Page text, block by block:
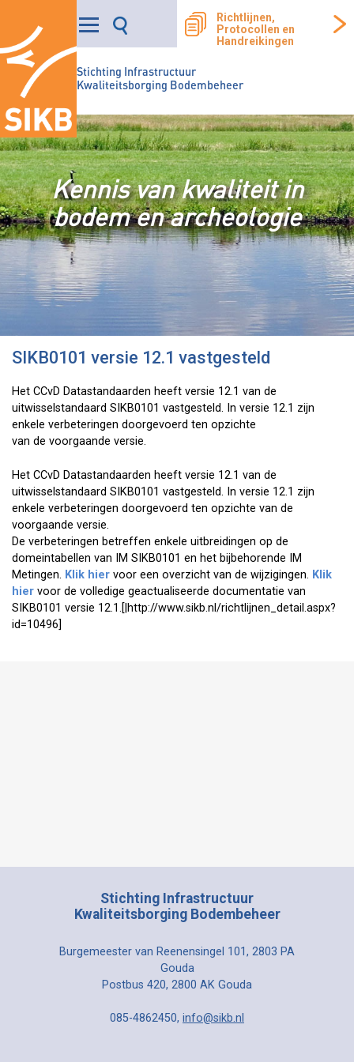
Stichting Infrastructuur
Kwaliteitsborging Bodembeheer
Richtlijnen,
Protocollen en
Handreikingen
Kennis van kwaliteit in
bodem en archeologie
SIKB0101 versie 12.1 vastgesteld
Het CCvD Datastandaarden heeft versie 12.1 van de
uitwisselstandaard SIKB0101 vastgesteld. In versie 12.1 zijn
enkele verbeteringen doorgevoerd ten opzichte
van de voorgaande versie.
Het CCvD Datastandaarden heeft versie 12.1 van de
uitwisselstandaard SIKB0101 vastgesteld. In versie 12.1 zijn
enkele verbeteringen doorgevoerd ten opzichte van de
voorgaande versie.
De verbeteringen betreffen enkele uitbreidingen op de
domeintabellen van IM SIKB0101 en het bijbehorende IM
Metingen. Klik hier voor een overzicht van de wijzigingen. Klik
hier voor de volledige geactualiseerde documentatie van
SIKB0101 versie 12.1.[|http://www.sikb.nl/richtlijnen_detail.aspx?
id=10496]
Stichting Infrastructuur
Kwaliteitsborging Bodembeheer
Burgemeester van Reenensingel 101, 2803 PA
Gouda
Postbus 420, 2800 AK Gouda
085-4862450, info@sikb.nl